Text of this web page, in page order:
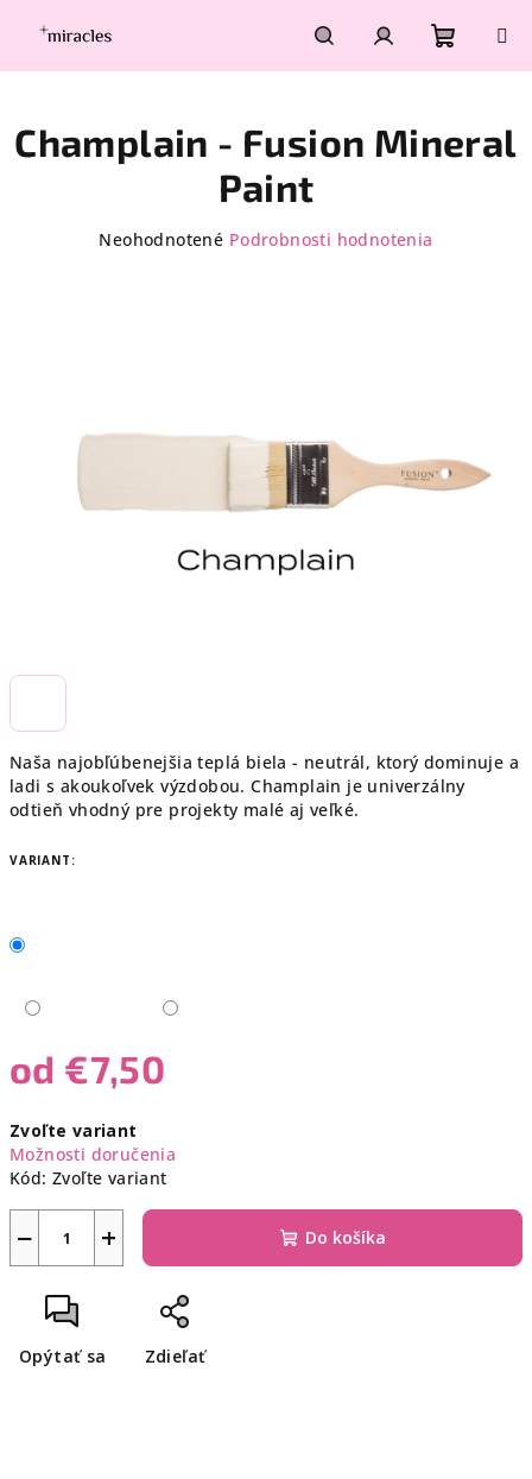
HľadaťPrihlásenie
košík
Naša najobľúbenejšia teplá biela - neutrál, ktorý dominuje a
ladi s akoukoľvek výzdobou. Champlain je univerzálny
odtieň vhodný pre projekty malé aj veľké.
VARIANT:
od €7,50
cena:
Zvoľte variant
Možnosti doručenia
Kód: Zvoľte variant
+
− Do košíka
Opýtať sa Zdieľať
Champlain - Fusion Mineral
Paint
Priemerné
Neohodnotené Podrobnosti hodnotenia